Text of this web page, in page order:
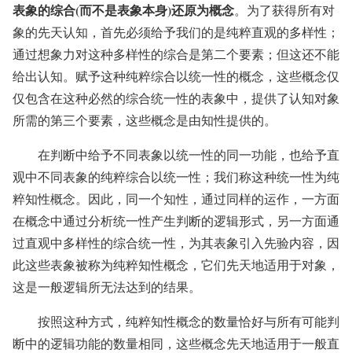
表象的综合(而不是表象本身)还原为概念。为了获得所有对
象的先天认知，首先必须给予我们的是纯粹直观的多样性；
通过想象力对这种多样性的综合是第二个要素；但这还不能
给出认知。赋予这种纯粹综合以统一性的概念，这些概念仅
仅包含在这种必然的综合统一性的表象中，提供了认知对象
所需的第三个要素，这些概念是由知性提供的。
在判断中给予不同表象以统一性的同一功能，也给予直
观中不同表象的纯粹综合以统一性；我们称这种统一性为纯
粹知性概念。因此，同一个知性，通过同样的运作，一方面
在概念中通过分析统一性产生判断的逻辑形式，另一方面通
过直观中多样性的综合统一性，为其表象引入先验内容，因
此这些表象被称为纯粹知性概念，它们先天地适用于对象，
这是一般逻辑所无法达到的结果。
按照这种方式，纯粹知性概念的数量恰好与所有可能判
断中的逻辑功能的数量相同，这些概念先天地适用于一般直